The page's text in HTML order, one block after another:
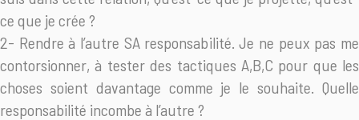
ce que je crée ?
2- Rendre à l’autre SA responsabilité. Je ne peux pas me
contorsionner, à tester des tactiques A,B,C pour que les
choses soient davantage comme je le souhaite. Quelle
responsabilité incombe à l’autre ?